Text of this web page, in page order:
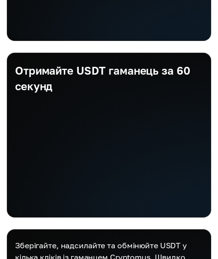
Отримайте USDT гаманець за 60
секунд
Зберігайте, надсилайте та обмінюйте USDT у
кілька кліків із гаманцем Cryptomus. Швидко,